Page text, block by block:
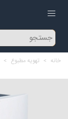
خانه > تهویه مطبوع >